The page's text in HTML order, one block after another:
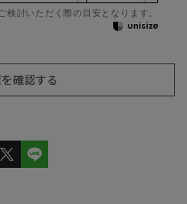
検討いただく際の目安となります。